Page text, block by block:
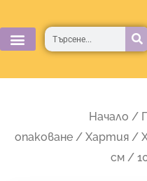
to
content
Търсене
Начало /
опаковане / Хартия /
см /